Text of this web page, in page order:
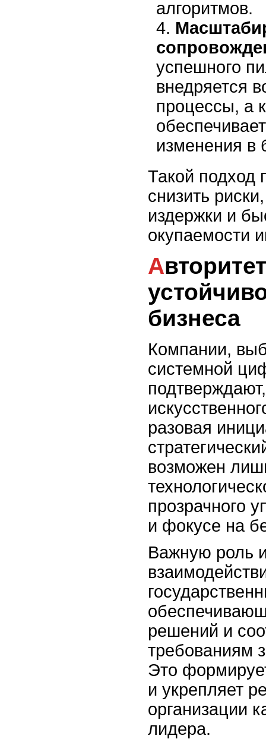
алгоритмов.
успешного
внедряется
процессы, а
изменения в
Такой подход
снизить
издержки и
окупаемости
Авторитетность и
бизнеса
Компании,
системной
разовая
возможен
прозрачного
и фокусе на
Важную роль
решений и
требованиям
Это
и укрепляет
организации
лидера.